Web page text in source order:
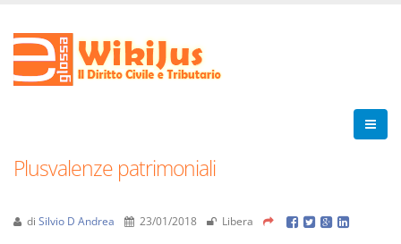
Plusvalenze patrimoniali
di Silvio D Andrea 23/01/2018 Libera